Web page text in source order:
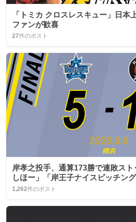
「トミカ クロスレスキュー」日本
ファンが歓喜
27件のポスト
岸孝之投手、通算173勝で連敗ス
しほー」「岸王子ナイスピッチン
1,262件のポスト